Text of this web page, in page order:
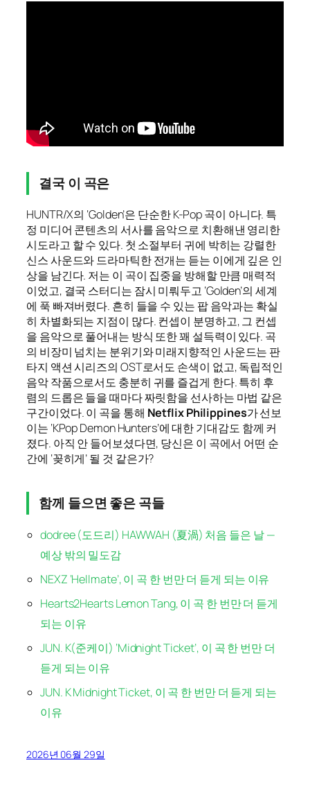
결국 이 곡은
HUNTR/X의 ‘Golden’은 단순한 K-Pop 곡이 아니다. 특
정 미디어 콘텐츠의 서사를 음악으로 치환해낸 영리한
시도라고 할 수 있다. 첫 소절부터 귀에 박히는 강렬한
신스 사운드와 드라마틱한 전개는 듣는 이에게 깊은 인
상을 남긴다. 저는 이 곡이 집중을 방해할 만큼 매력적
이었고, 결국 스터디는 잠시 미뤄두고 ‘Golden’의 세계
에 푹 빠져버렸다. 흔히 들을 수 있는 팝 음악과는 확실
히 차별화되는 지점이 많다. 컨셉이 분명하고, 그 컨셉
을 음악으로 풀어내는 방식 또한 꽤 설득력이 있다. 곡
의 비장미 넘치는 분위기와 미래지향적인 사운드는 판
타지 액션 시리즈의 OST로서도 손색이 없고, 독립적인
음악 작품으로서도 충분히 귀를 즐겁게 한다. 특히 후
렴의 드롭은 들을 때마다 짜릿함을 선사하는 마법 같은
구간이었다. 이 곡을 통해 Netflix Philippines가 선보
이는 ‘KPop Demon Hunters’에 대한 기대감도 함께 커
졌다. 아직 안 들어보셨다면, 당신은 이 곡에서 어떤 순
간에 ‘꽂히게’ 될 것 같은가?
함께 들으면 좋은 곡들
dodree (도드리) HAWWAH (夏渦) 처음 들은 날 —
예상 밖의 밀도감
NEXZ ‘Hellmate’, 이 곡 한 번만 더 듣게 되는 이유
Hearts2Hearts Lemon Tang, 이 곡 한 번만 더 듣게
되는 이유
JUN. K(준케이) ‘Midnight Ticket’, 이 곡 한 번만 더
듣게 되는 이유
JUN. K Midnight Ticket, 이 곡 한 번만 더 듣게 되는
이유
2026년 06월 29일